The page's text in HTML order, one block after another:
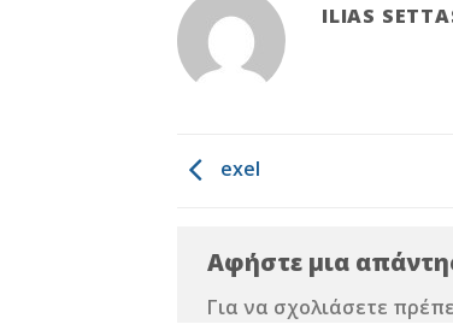
ILIAS
exel
Αφήστε μια
Για να σχολιάσετε